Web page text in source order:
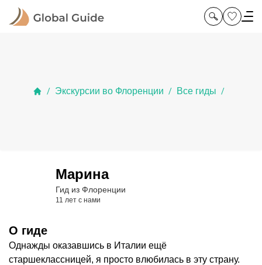
/ Экскурсии во Флоренции / Все гиды /
Марина
Гид из Флоренции
11 лет с нами
О гиде
Однажды оказавшись в Италии ещё
старшеклассницей, я просто влюбилась в эту страну.